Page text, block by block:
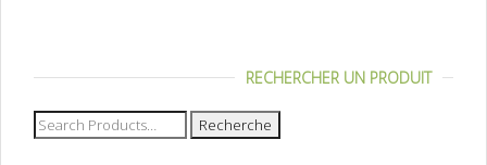
RECHERCHER UN PRODUIT
Recherche
pour :